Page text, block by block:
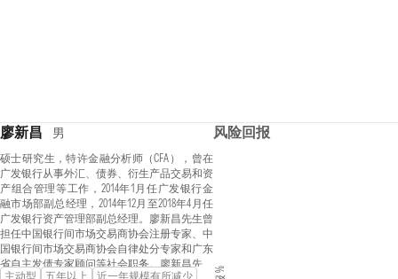
廖新昌 男
硕士研究生，特许金融分析师（CFA），曾在
广发银行从事外汇、债券、衍生产品交易和资
产组合管理等工作，2014年1月任广发银行金
融市场部副总经理，2014年12月至2018年4月任
广发银行资产管理部副总经理。廖新昌先生曾
担任中国银行间市场交易商协会注册专家、中
国银行间市场交易商协会自律处分专家和广东
省自主发债专家顾问等社会职务。廖新昌先生
主动型 五年以上
近一年规模有所减少
风险回报